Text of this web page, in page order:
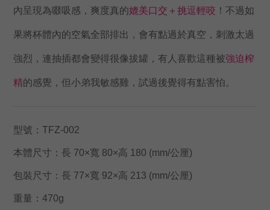
內呈現為啜吸感，爽度真的媲美口交＋挑逗輕咬 ！不過如
果將杯體內的空氣全部排出，會有點過於真空，刺激太過
強烈，連抽插都會變得很像拔罐，有人喜歡這種被強迫榨
精的感覺，但小弟我敏感雞，試過後覺得有點害怕。
型號：TFZ-002
本體尺寸：長 70×寬 80×高 180 (mm/公厘)
包裝尺寸：長 77×寬 92×高 213 (mm/公厘)
重量：470g